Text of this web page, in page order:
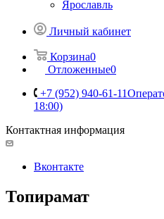
Ярославль
Личный кабинет
Корзина0
Отложенные0
+7 (952) 940-61-11
18:00)
Контактная информация
Вконтакте
Топирамат